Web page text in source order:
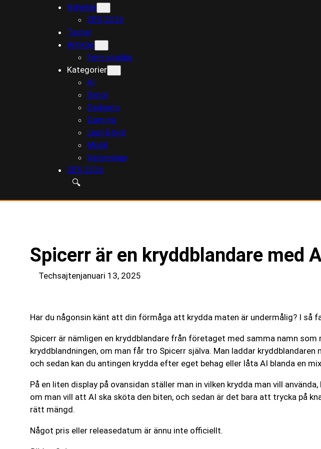
Nyheter
CES 2026
Tester
Artiklar
Fem snabba
Kategorier
AI
Dator
Gadgets
Gaming
Ljud & bild
Mobil
Vetenskap
CES 2026
🔍
Spicerr är en kryddblandare med
Techsajtenjanuari 13, 2025
Har du någonsin känt att din förmåga att krydda maten är undermålig? I så
Spicerr är nämligen en kryddblandare från företaget med samma namn som
kryddblandningen, om man får tro Spicerr själva. Man laddar
och sedan kan du antingen krydda efter eget behag eller låta AI blanda en
På en liten display på ovansidan ställer man in vilken krydda man vill
om man vill att AI ska sköta den biten, och sedan är det bara att trycka på
rätt mängd.
Något pris eller releasedatum är ännu inte officiellt.